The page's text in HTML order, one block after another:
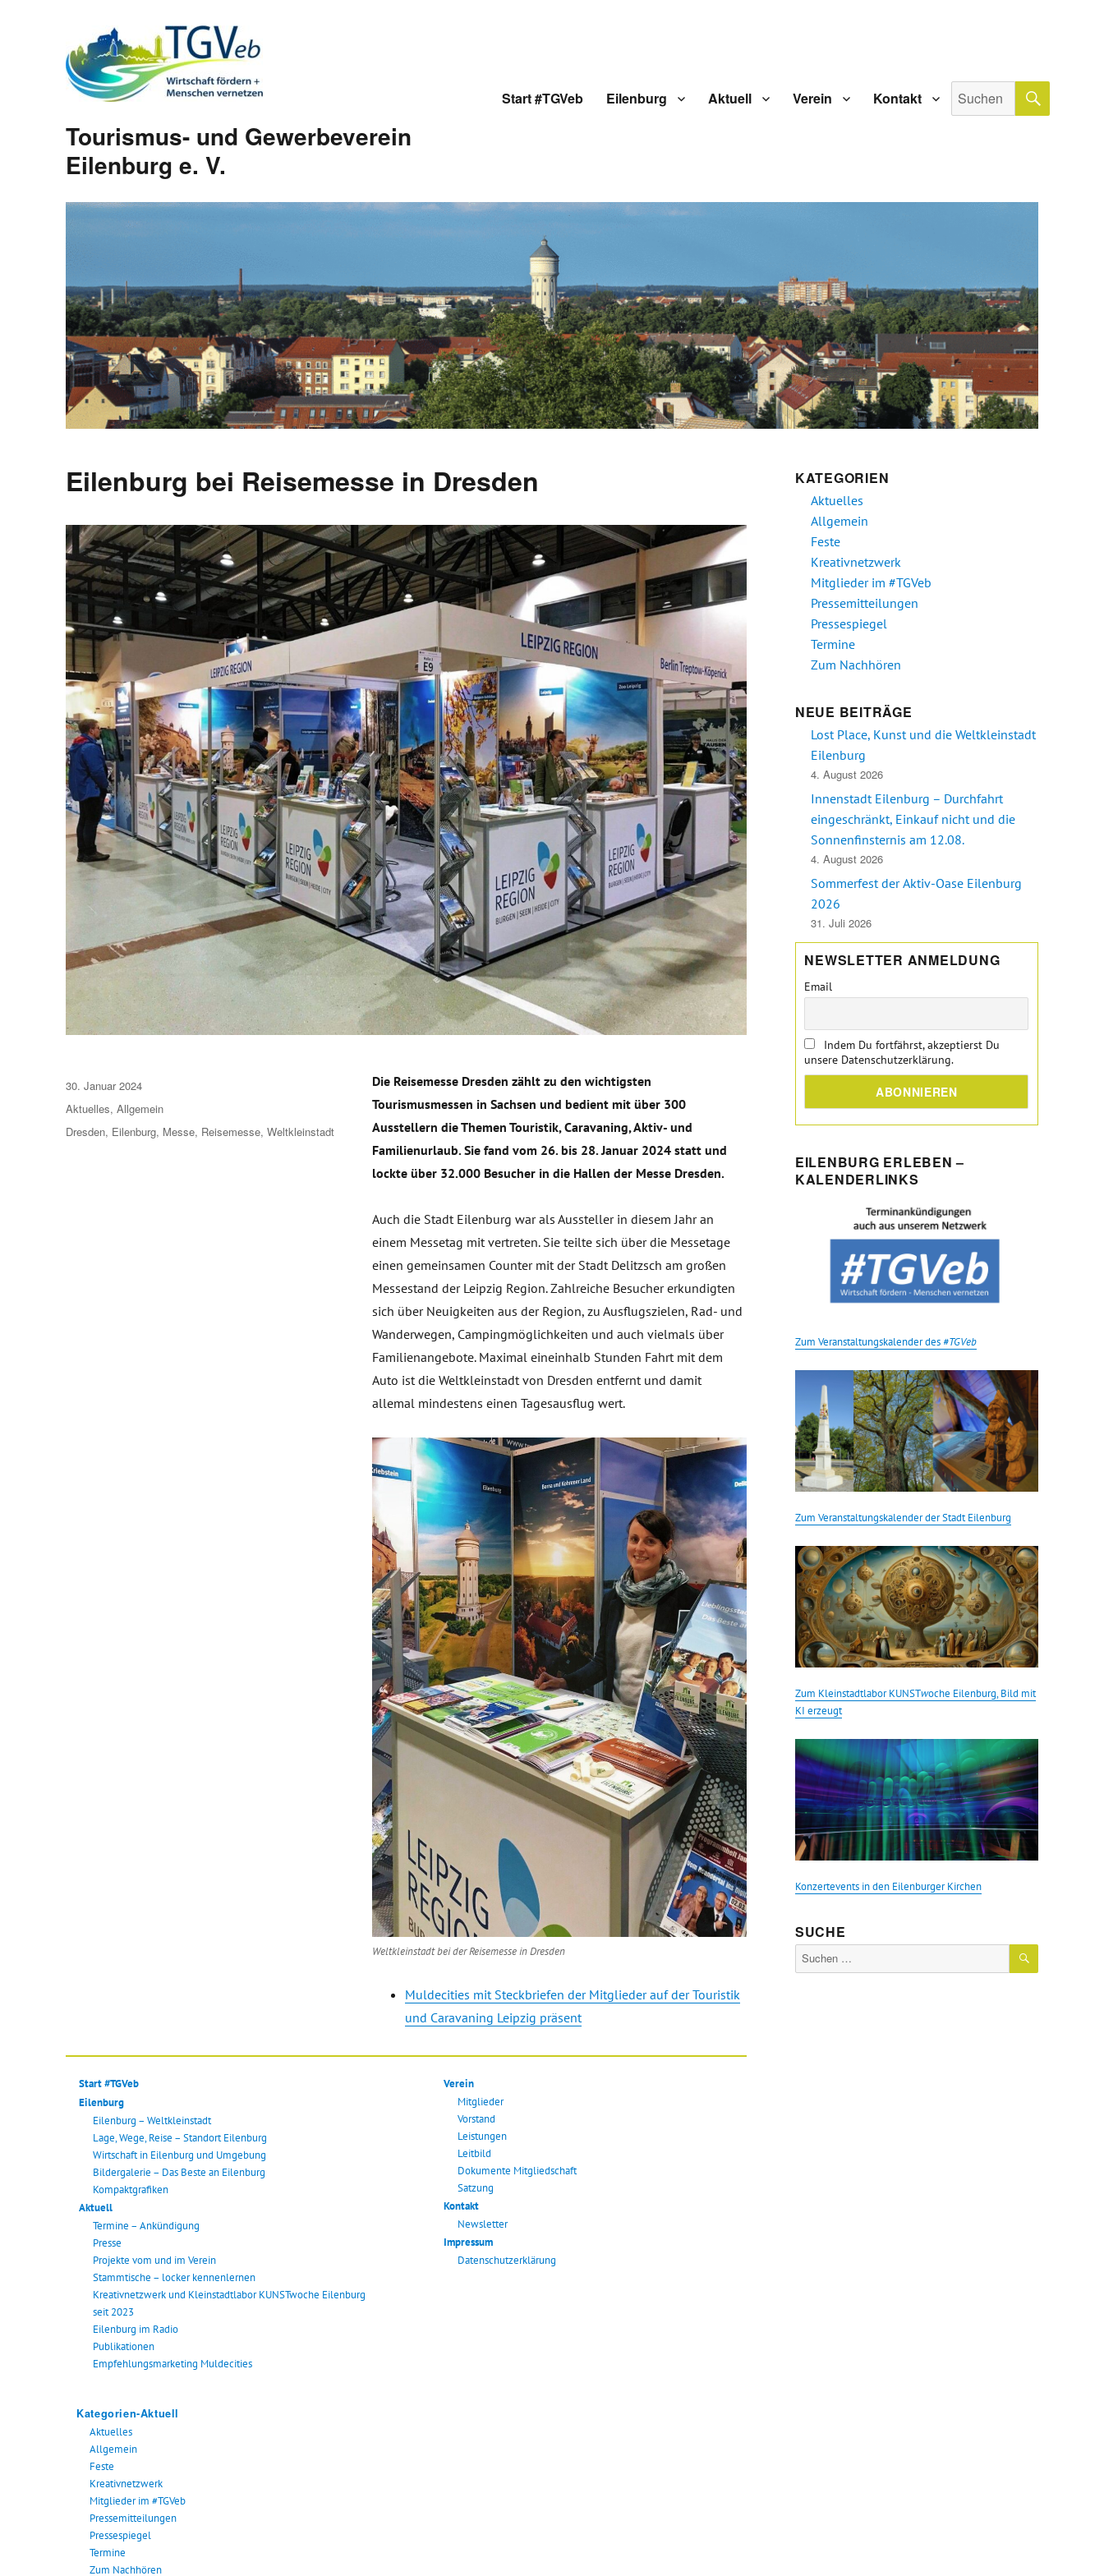
Tourismus- und Gewerbeverein
Eilenburg e. V.
Start #TGVeb Eilenburg Aktuell Verein Kontakt
Suche
nach:
Eilenburg bei Reisemesse in Dresden
Die Reisemesse Dresden zählt zu den wichtigsten
Tourismusmessen in Sachsen und bedient mit über 300
Ausstellern die Themen Touristik, Caravaning, Aktiv- und
Familienurlaub. Sie fand vom 26. bis 28. Januar 2024 statt und
lockte über 32.000 Besucher in die Hallen der Messe Dresden.
Auch die Stadt Eilenburg war als Aussteller in diesem Jahr an
einem Messetag mit vertreten. Sie teilte sich über die Messetage
einen gemeinsamen Counter mit der Stadt Delitzsch am großen
Messestand der Leipzig Region. Zahlreiche Besucher erkundigten
sich über Neuigkeiten aus der Region, zu Ausflugszielen, Rad- und
Wanderwegen, Campingmöglichkeiten und auch vielmals über
Familienangebote. Maximal eineinhalb Stunden Fahrt mit dem
Auto ist die Weltkleinstadt von Dresden entfernt und damit
allemal mindestens einen Tagesausflug wert.
Weltkleinstadt bei der Reisemesse in Dresden
Muldecities mit Steckbriefen der Mitglieder auf der Touristik
und Caravaning Leipzig präsent
Veröffentlicht
am
30. Januar 2024
Kategorien
Aktuelles,Allgemein
Schlagwörter
Dresden, Eilenburg, Messe, Reisemesse,Weltkleinstadt
Start #TGVeb
Eilenburg
Eilenburg – Weltkleinstadt
Lage, Wege, Reise – Standort Eilenburg
Wirtschaft in Eilenburg und Umgebung
Bildergalerie – Das Beste an Eilenburg
Kompaktgrafiken
Aktuell
Termine – Ankündigung
Presse
Projekte vom und im Verein
Stammtische – locker kennenlernen
Kreativnetzwerk und Kleinstadtlabor KUNSTwoche Eilenburg
seit 2023
Eilenburg im Radio
Publikationen
Empfehlungsmarketing Muldecities
Kategorien-Aktuell
Aktuelles
Allgemein
Feste
Kreativnetzwerk
Mitglieder im #TGVeb
Pressemitteilungen
Pressespiegel
Termine
Zum Nachhören
Verein
Mitglieder
Vorstand
Leistungen
Leitbild
Dokumente Mitgliedschaft
Satzung
Kontakt
Newsletter
Impressum
Datenschutzerklärung
KATEGORIEN
Aktuelles
Allgemein
Feste
Kreativnetzwerk
Mitglieder im #TGVeb
Pressemitteilungen
Pressespiegel
Termine
Zum Nachhören
NEUE BEITRÄGE
Lost Place, Kunst und die Weltkleinstadt
Eilenburg
4. August 2026
Innenstadt Eilenburg – Durchfahrt
eingeschränkt, Einkauf nicht und die
Sonnenfinsternis am 12.08.
4. August 2026
Sommerfest der Aktiv-Oase Eilenburg
2026
31. Juli 2026
NEWSLETTER ANMELDUNG
Email
Indem Du fortfährst, akzeptierst Du
unsere Datenschutzerklärung.
EILENBURG ERLEBEN –
KALENDERLINKS
Zum Veranstaltungskalender des #TGVeb
Zum Veranstaltungskalender der Stadt Eilenburg
Zum Kleinstadtlabor KUNSTwoche Eilenburg, Bild mit
KI erzeugt
Konzertevents in den Eilenburger Kirchen
SUCHE
Suche
nach:
SUCHEN